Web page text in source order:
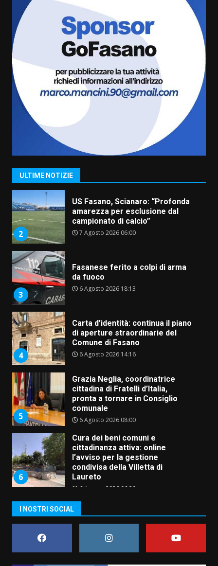
ULTIME NOTIZIE
Cura dei beni comuni e
cittadinanza attiva: online
l’avviso per la gestione
condivisa della Villetta di
Laureto
La magia del Minareto e la prima
assoluta de “L’Albergo
Belvedere. Il rapimento”
6 Agosto 2026 06:15
1
“I Contestatori: Musica di
Rivoluzione”: nuovo
appuntamento con “Fasano in
2
US Fasano, Scianaro: “Profonda
amarezza per esclusione dal
campionato di calcio”
7 Agosto 2026 06:00
3
Fasanese ferito a colpi di arma
da fuoco
6 Agosto 2026 18:13
4
Carta d’identità: continua il piano
di aperture straordinarie del
Comune di Fasano
6 Agosto 2026 14:16
5
Grazia Neglia, coordinatrice
cittadina di Fratelli d’Italia,
pronta a tornare in Consiglio
comunale
6 Agosto 2026 08:00
6
Cura dei beni comuni e
cittadinanza attiva: online
l’avviso per la gestione
condivisa della Villetta di
Laureto
6 Agosto 2026 06:20
assoluta de “L’Albergo
Belvedere. Il rapimento”
6 Agosto 2026 06:15
I NOSTRI SOCIAL